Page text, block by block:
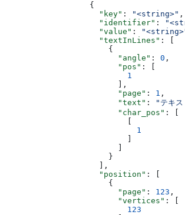
                  {
                    "key"
: "<string>" ,
                    "identifier"
:
                    "value"
:
                    "textInLines"
: [
                      {
                        "angle"
: 0 ,
                        "pos"
: [
                          1
                        ],
                        "page"
: 1 ,
                        "text"
: "テキ
                        "char_pos"
: [
                            1
                      }
                    ],
                    "position"
: [
                      {
                        "page"
: 123 ,
                        "vertices"
: [
                          123